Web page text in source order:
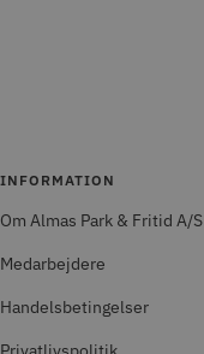
INFORMATION
Om Almas Park & Fritid A/S
Medarbejdere
Handelsbetingelser